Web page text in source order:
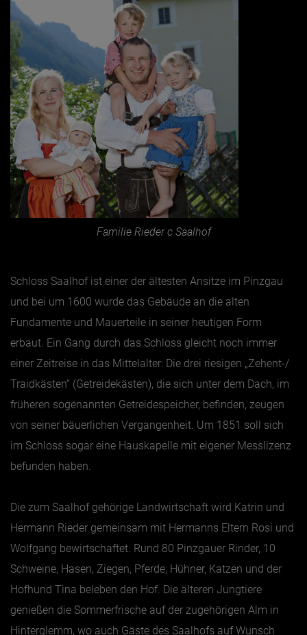
Familie Rieder c Saalhof
Schloss Saalhof ist einer der ältesten Ansitze im Pinzgau
und bei um 1600 wurde das Gebäude an die alten
Fundamente und Mauerteile in seiner heutigen Form
erbaut. Ein Gang durch das Schloss gleicht noch immer
einer Zeitreise in das Mittelalter: Die drei riesigen „Zehent-/
Traidkästen“ (Getreidekästen), die sich unter dem Dach, im
früheren sogenannten Getreidespeicher, befinden, zeugen
von seiner bäuerlichen Vergangenheit. Um 1851 soll sich
im Schloss sogar eine Hauskapelle mit eigener Messlizenz
befunden haben.
Die zum Saalhof gehörige Landwirtschaft wird Katrin und
Hermann Rieder gemeinsam mit Hermanns Eltern Rosi und
Wolfgang bewirtschaftet. Rund 80 Pinzgauer Rinder, 10
Schweine, Hasen, Ziegen, Pferde, Hühner, Katzen und der
Hofhund Tina beleben den Hof. Die älteren Jungtiere
genießen die Sommerfrische auf der zugehörigen Alm in
Hinterglemm, wo auch Gäste des Saalhofs auf Wunsch